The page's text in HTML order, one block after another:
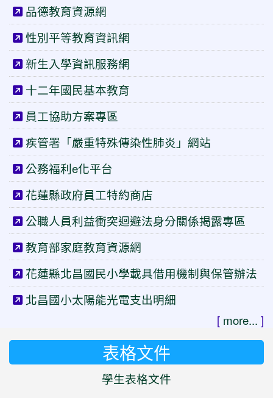
品德教育資源網
性別平等教育資訊網
新生入學資訊服務網
十二年國民基本教育
員工協助方案專區
疾管署「嚴重特殊傳染性肺炎」網站
公務福利e化平台
花蓮縣政府員工特約商店
公職人員利益衝突迴避法身分關係揭露專區
教育部家庭教育資源網
花蓮縣北昌國民小學載具借用機制與保管辦法
北昌國小太陽能光電支出明細
[ more... ]
表格文件
學生表格文件